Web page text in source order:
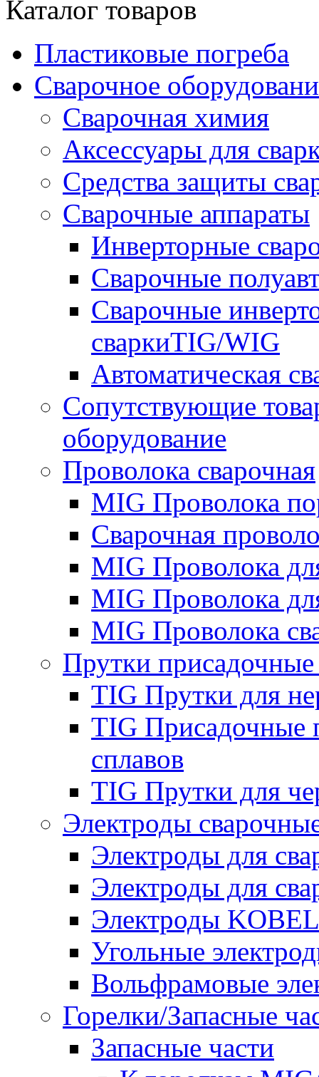
Каталог товаров
Пластиковые погреба
Сварочное
Сварочная химия
Аксессуары для
Средства защиты
Сварочные аппараты
Инверторные
Сварочные
Сварочные
сваркиTIG/WIG
Автоматическая
Сопутствующие
оборудование
Проволока сварочная
MIG Проволока
Сварочная
MIG Проволока
MIG Проволока
MIG Проволока
Прутки
TIG Прутки для
TIG Присадочные
сплавов
TIG Прутки для
Электроды
Электроды для
Электроды для
Электроды
Угольные
Вольфрамовые
Горелки/Запасные
Запасные части